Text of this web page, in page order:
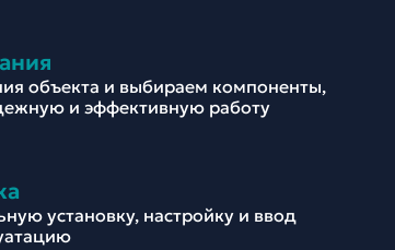
объекта и выбираем компоненты,
и эффективную работу
установку, настройку и ввод